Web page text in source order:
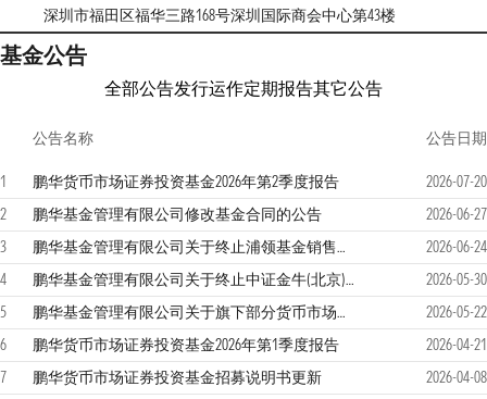
深圳市福田区福华三路168号深圳国际商会中心第43楼
基金公告
全部公告发行运作定期报告其它公告
公告名称 公告日期
1 鹏华货币市场证券投资基金2026年第2季度报告
2026-07-20
2
鹏华基金管理有限公司修改基金合同的公告
2026-06-27
3
鹏华基金管理有限公司关于终止浦领基金销售有限公司办理本公司旗下基金销售业务的公告
2026-06-24
4
鹏华基金管理有限公司关于终止中证金牛(北京)基金销售有限公司办理本公司旗下基金销售业务的公告
2026-05-30
5
鹏华基金管理有限公司关于旗下部分货币市场基金场外基金份额在部分销售机构暂停办理申购（含定期定额投资）业务的公告
2026-05-22
6
鹏华货币市场证券投资基金2026年第1季度报告
2026-04-21
7
鹏华货币市场证券投资基金招募说明书更新 2026-04-08